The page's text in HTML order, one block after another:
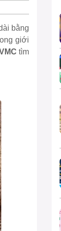
bằng
giới
tìm